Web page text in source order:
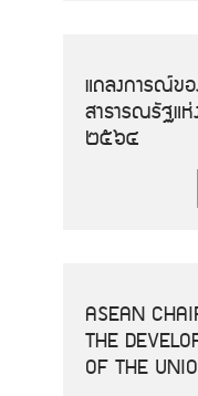
แถลงการณ์ข
สาธารณรัฐแ
๒๕๖๔
ASEAN
THE
OF THE